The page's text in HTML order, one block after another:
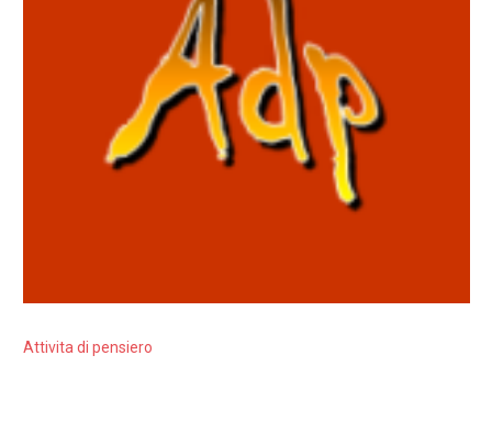
Attivita di pensiero